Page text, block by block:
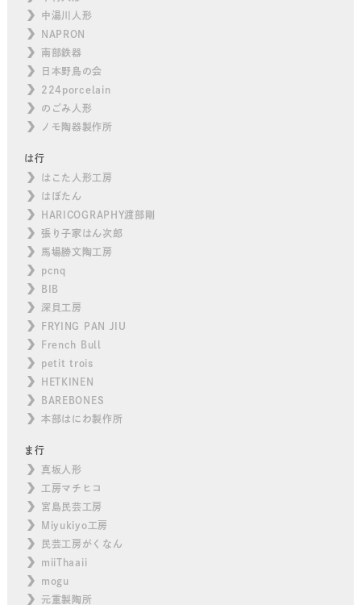
中湯川人形
NAPRON
南部鉄器
日本野鳥の会
224porcelain
のごみ人形
ノモ陶器製作所
は行
はこた人形工房
はぼたん
HARICOGRAPHY渡部剛
張り子家はん次郎
馬場勝文陶工房
pcnq
BIB
深貝工房
FRYING PAN JIU
French Bull
petit trois
HETKINEN
BAREBONES
本部はにわ製作所
ま行
真坂人形
工房マチヒコ
宮島民芸工房
Miyukiyo工房
民芸工房がくなん
miiThaaii
mogu
元重製陶所